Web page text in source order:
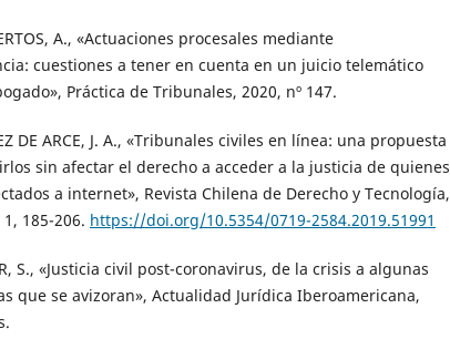
A., «Actuaciones procesales mediante
cuestiones a tener en cuenta en un juicio telemático
Práctica de Tribunales, 2020, nº 147.
DE ARCE, J. A., «Tribunales civiles en línea: una propuesta
sin afectar el derecho a acceder a la justicia de quienes
a internet», Revista Chilena de Derecho y Tecnología,
185-206. https://doi.org/10.5354/0719-2584.2019.51991
S., «Justicia civil post-coronavirus, de la crisis a algunas
que se avizoran», Actualidad Jurídica Iberoamericana,